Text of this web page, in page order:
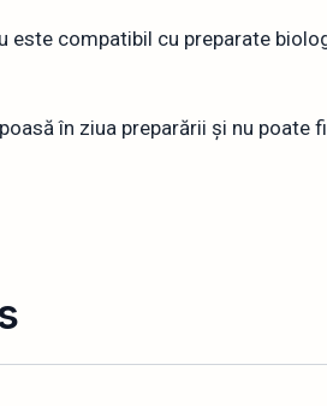
este compatibil cu preparate
în ziua preparării și nu poate